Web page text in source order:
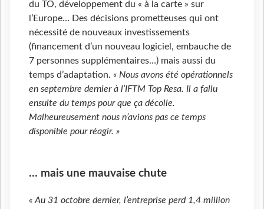
du TO, développement du « à la carte » sur
l’Europe… Des décisions prometteuses qui ont
nécessité de nouveaux investissements
(financement d’un nouveau logiciel, embauche de
7 personnes supplémentaires…) mais aussi du
temps d’adaptation. « Nous avons été opérationnels
en septembre dernier à l’IFTM Top Resa. Il a fallu
ensuite du temps pour que ça décolle.
Malheureusement nous n’avions pas ce temps
disponible pour réagir. »
… mais une mauvaise chute
« Au 31 octobre dernier, l’entreprise perd 1,4 million